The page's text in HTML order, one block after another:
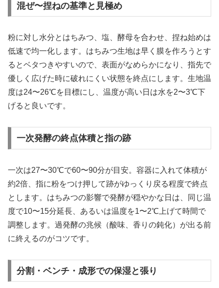
混ぜ〜捏ねの基準と見極め
粉に対し水分とはちみつ、塩、酵母を合わせ、捏ね始めは
低速で均一化します。はちみつ生地は早く膜を作ろうとす
るとベタつきやすいので、表面がなめらかになり、指先で
優しく広げた時に破れにくい状態を終点にします。生地温
度は24〜26℃を目標にし、温度が高い日は水を2〜3℃下
げると良いです。
一次発酵の終点体積と指の跡
一次は27〜30℃で60〜90分が目安。容器に入れて体積が
約2倍、指に粉をつけ押して跡がゆっくり戻る程度で終点
とします。はちみつの影響で発酵が穏やかな日は、同じ温
度で10〜15分延長、あるいは温度を1〜2℃上げて時間で
調整します。過発酵の兆候（酸味、香りの鈍化）が出る前
に終えるのがコツです。
分割・ベンチ・成形での保湿と張り